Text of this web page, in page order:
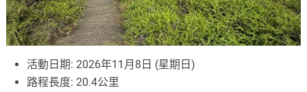
活動日期: 2026年11月8日 (星期日)
路程長度: 20.4公里